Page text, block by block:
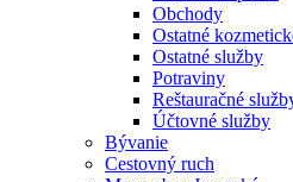
Obchody
Ostatné
Ostatné služby
Potraviny
Reštauračné
Účtovné služby
Bývanie
Cestovný ruch